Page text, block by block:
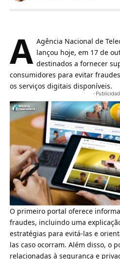
A Agência Nacional de
lançou hoje, em 17 de
destinados a fornecer
consumidores para evitar
os serviços digitais disponíveis.
-
O primeiro portal oferece
fraudes, incluindo uma
estratégias para evitá-las e
las caso ocorram. Além disso, o
relacionadas à segurança e